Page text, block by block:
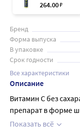
264.00₽
Бренд
Форма выпуска
В упаковке
Срок годности
Все характеристики
Описание
Витамин С без
препарат в форме
апельсина. Он
Показать всё